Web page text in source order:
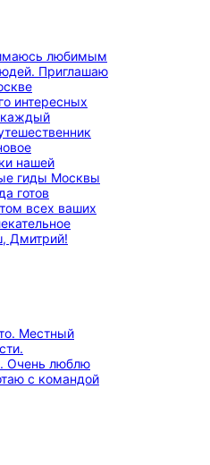
любимым
Приглашаю
интересных
каждый
нашей
гиды Москвы
готов
всех ваших
Дмитрий!
Местный
Очень люблю
с командой